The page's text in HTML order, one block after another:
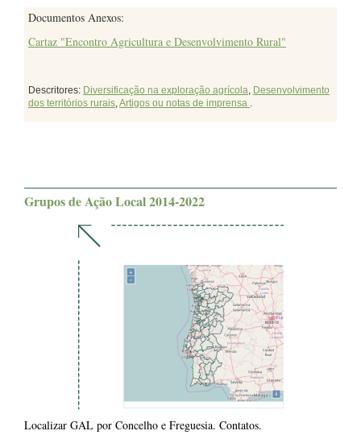
Documentos Anexos:
Cartaz "Encontro Agricultura e Desenvolvimento Rural"
Descritores: Diversificação na exploração agrícola, Desenvolvimento
dos territórios rurais,Artigos ou notas de imprensa .
Grupos de Ação Local 2014-2022
Localizar GAL por Concelho e Freguesia. Contatos.